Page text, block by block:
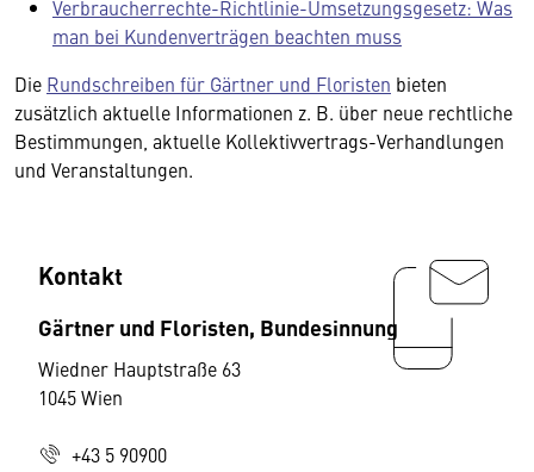
Verbraucherrechte-Richtlinie-Umsetzungsgesetz: Was
man bei Kundenverträgen beachten muss
Die Rundschreiben für Gärtner und Floristen bieten
zusätzlich aktuelle Informationen z. B. über neue rechtliche
Bestimmungen, aktuelle Kollektivvertrags-Verhandlungen
und Veranstaltungen.
Kontakt
Gärtner und Floristen, Bundesinnung
Wiedner Hauptstraße 63
1045 Wien
+43 5 90900